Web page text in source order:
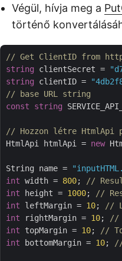
Végül, hívja meg a
történő
// Get ClientID from
string clientSecret =
string clientID =
// base URL string
const
string
// Hozzon létre HtmlApi
HtmlApi htmlApi = new
String name =
int width = 800;
//
int height = 1000;
//
int leftMargin = 10;
//
int rightMargin = 10;
//
int topMargin = 10;
//
int bottomMargin = 10;